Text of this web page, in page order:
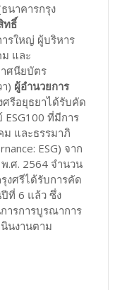
นาคารกรุง
ทธิ์
รใหญ่ ผู้บริหาร
และ
ศนียบัตร
) ผู้อำนวยการ
รีอยุธยาได้รับคัด
ที่มีการ
ม และธรรมาภิ
ESG) จาก
.ศ. 2564 จำนวน
งศรีได้รับการคัด
ปีที่ 6 แล้ว ซึ่ง
ารการบูรณาการ
นงานตาม